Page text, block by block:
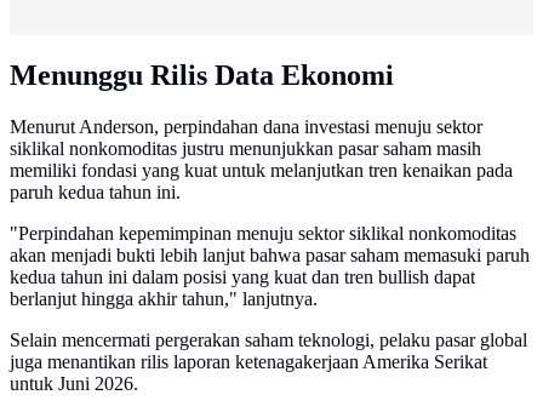
Menunggu Rilis Data Ekonomi
Menurut Anderson, perpindahan dana investasi menuju sektor
siklikal nonkomoditas justru menunjukkan pasar saham masih
memiliki fondasi yang kuat untuk melanjutkan tren kenaikan pada
paruh kedua tahun ini.
"Perpindahan kepemimpinan menuju sektor siklikal nonkomoditas
akan menjadi bukti lebih lanjut bahwa pasar saham memasuki paruh
kedua tahun ini dalam posisi yang kuat dan tren bullish dapat
berlanjut hingga akhir tahun," lanjutnya.
Selain mencermati pergerakan saham teknologi, pelaku pasar global
juga menantikan rilis laporan ketenagakerjaan Amerika Serikat
untuk Juni 2026.